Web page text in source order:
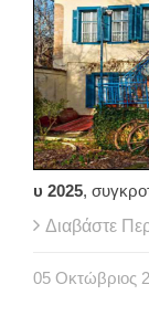
υ 2025,
Διαβάστε
05 Οκτώβριος